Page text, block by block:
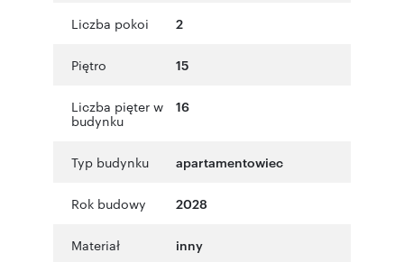
Liczba pokoi 2
Piętro 15
Liczba pięter w
budynku
16
Typ budynku apartamentowiec
Rok budowy 2028
Materiał inny